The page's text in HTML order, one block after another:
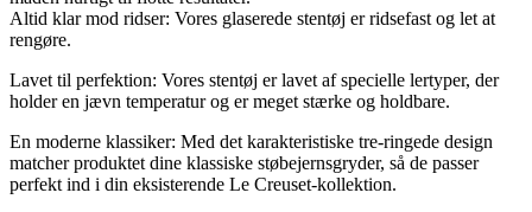
Altid klar mod ridser: Vores glaserede stentøj er ridsefast og let at
rengøre.
Lavet til perfektion: Vores stentøj er lavet af specielle lertyper, der
holder en jævn temperatur og er meget stærke og holdbare.
En moderne klassiker: Med det karakteristiske tre-ringede design
matcher produktet dine klassiske støbejernsgryder, så de passer
perfekt ind i din eksisterende Le Creuset-kollektion.